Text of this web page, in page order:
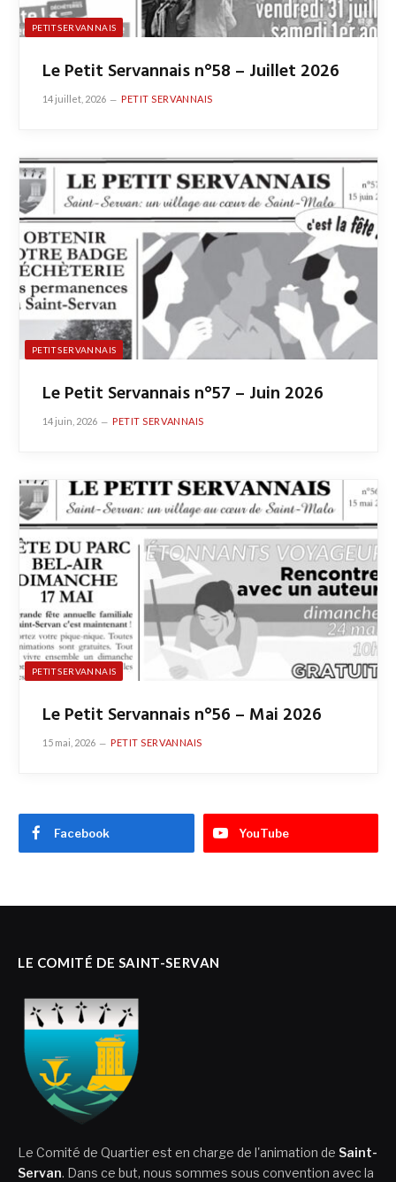
PETIT SERVANNAIS
Le Petit Servannais n°58 – Juillet 2026
14 juillet, 2026 PETIT SERVANNAIS
PETIT SERVANNAIS
Le Petit Servannais n°57 – Juin 2026
14 juin, 2026 PETIT SERVANNAIS
PETIT SERVANNAIS
Le Petit Servannais n°56 – Mai 2026
15 mai, 2026 PETIT SERVANNAIS
Facebook YouTube
LE COMITÉ DE SAINT-SERVAN
Le Comité de Quartier est en charge de l'animation de Saint-
Servan. Dans ce but, nous sommes sous convention avec la